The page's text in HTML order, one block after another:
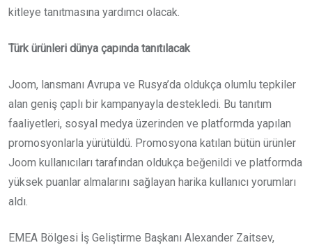
kitleye tanıtmasına yardımcı olacak.
Türk ürünleri dünya çapında tanıtılacak
Joom, lansmanı Avrupa ve Rusya’da oldukça olumlu tepkiler
alan geniş çaplı bir kampanyayla destekledi. Bu tanıtım
faaliyetleri, sosyal medya üzerinden ve platformda yapılan
promosyonlarla yürütüldü. Promosyona katılan bütün ürünler
Joom kullanıcıları tarafından oldukça beğenildi ve platformda
yüksek puanlar almalarını sağlayan harika kullanıcı yorumları
aldı.
EMEA Bölgesi İş Geliştirme Başkanı Alexander Zaitsev,